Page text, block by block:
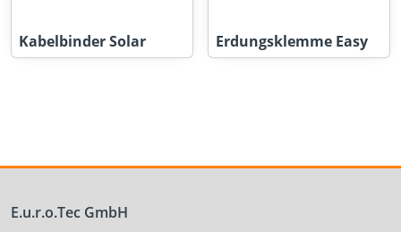
Kabelbinder Solar Erdungsklemme Easy
E.u.r.o.Tec GmbH